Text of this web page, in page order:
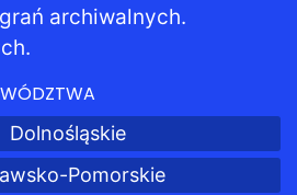
archiwalnych.
Dolnośląskie
Pomorskie